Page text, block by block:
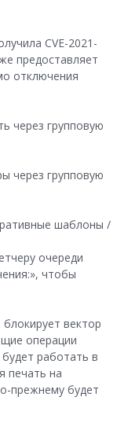
CVE-2021-
предоставляет
отключения
через групповую
через групповую
шаблоны /
очереди
чтобы
вектор
операции
работать в
печать на
прежнему будет